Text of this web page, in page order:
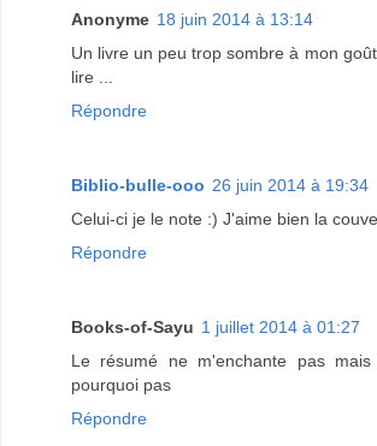
Anonyme 18 juin 2014 à 13:14
Un livre un peu trop sombre à mon
lire ...
Répondre
Biblio-bulle-ooo 26 juin 2014 à 19:34
Celui-ci je le note :) J'aime bien la
Répondre
Books-of-Sayu 1 juillet 2014 à 01:27
Le résumé ne m'enchante pas
pourquoi pas
Répondre